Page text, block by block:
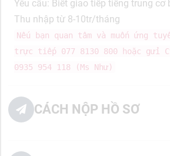
Yêu cầu: Biết giao tiếp tiếng trung cơ
Thu nhập từ 8-10tr/tháng
Nếu bạn quan tâm và muốn ứng
trực tiếp 077 8130 800 hoặc gửi
0935 954 118 (Ms Như)
CÁCH NỘP HỒ SƠ